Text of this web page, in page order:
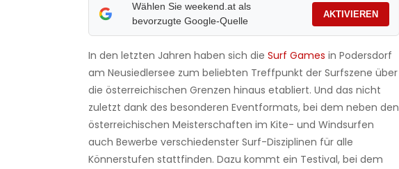
Wählen Sie weekend.at als
bevorzugte Google-Quelle
AKTIVIEREN
In den letzten Jahren haben sich die Surf Games in Podersdorf
am Neusiedlersee zum beliebten Treffpunkt der Surfszene über
die österreichischen Grenzen hinaus etabliert. Und das nicht
zuletzt dank des besonderen Eventformats, bei dem neben den
österreichischen Meisterschaften im Kite- und Windsurfen
auch Bewerbe verschiedenster Surf-Disziplinen für alle
Könnerstufen stattfinden. Dazu kommt ein Testival, bei dem